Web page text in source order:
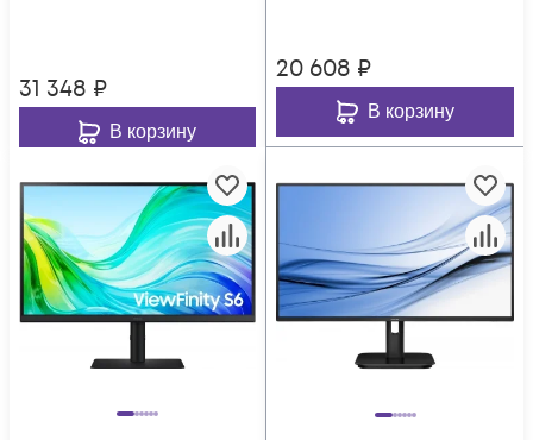
31 348 ₽
В корзину
20 608 ₽
В корзину